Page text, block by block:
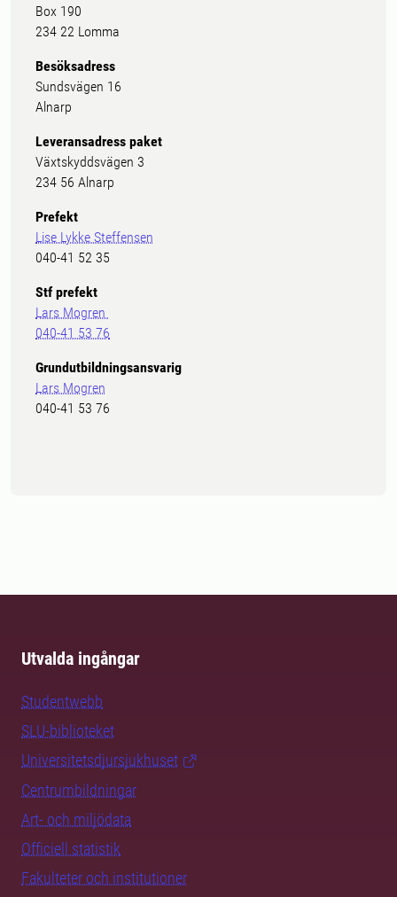
Box 190
234 22 Lomma
Besöksadress
Sundsvägen 16
Alnarp
Leveransadress paket
Växtskyddsvägen 3
234 56 Alnarp
Prefekt
Lise Lykke Steffensen
040-41 52 35
Stf prefekt
Lars Mogren
040-41 53 76
Grundutbildningsansvarig
Lars Mogren
040-41 53 76
Utvalda ingångar
Studentwebb
SLU-biblioteket
Universitetsdjursjukhuset
Centrumbildningar
Art- och miljödata
Officiell statistik
Fakulteter och institutioner